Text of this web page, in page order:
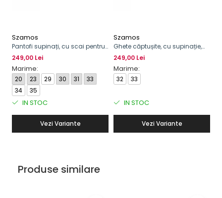
Szamos
Pantofi supinați, cu scai pentru
fete
249,00 Lei
Marime:
20 23 29 30 31
33
34
35
IN STOC
Vezi Variante
Szamos
Ghete căptușite, cu supinație,
pentru fete, cu șirete și fermoar
249,00 Lei
Marime:
32 33
IN STOC
Vezi Variante
Produse similare